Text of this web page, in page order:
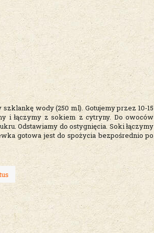
wody (250 ml). Gotujemy przez 10-15
i łączymy z sokiem z cytryny. Do owoców
Odstawiamy do ostygnięcia. Soki łączymy
gotowa jest do spożycia bezpośrednio po